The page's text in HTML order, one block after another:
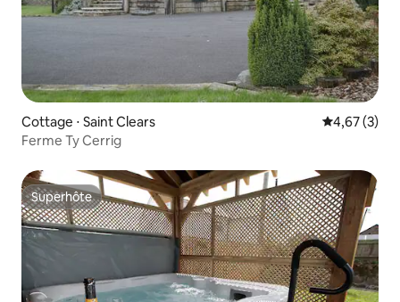
Cottage ⋅ Saint Clears Évaluation
4,67 (3)
Ferme Ty Cerrig
Superhôte
Superhôte